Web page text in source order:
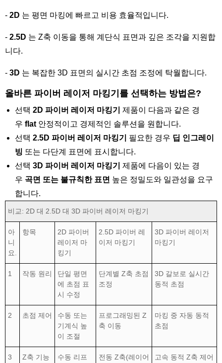
- 2D 는 평면 마킹에 빠르고 비용 효율적입니다.
- 2.5D 는 Z축 이동을 통해 계단식 표면과 깊은 조각을 지원합
니다.
- 3D 는 복잡한 3D 표면의 실시간 초점 조정에 탁월합니다.
올바른 파이버 레이저 마킹기를 선택하는 방법은?
선택 2D 파이버 레이저 마킹기 제품이 다음과 같은 경
우 flat 안정적이고 경제적인 솔루션을 원합니다.
선택 2.5D 파이버 레이저 마킹기 필요한 경우 딥 인그레이
빙 또는 다단계 표면에 표시합니다.
선택 3D 파이버 레이저 마킹기 제품에 다음이 있는 경
우 곡면 또는 불규칙한 표면 높은 정밀도와 일관성을 요구
합니다.
비교: 2D 대 2.5D 대 3D 파이버 레이저 마킹기
아
니
요.
항목
2D 파이버
레이저 마
킹기
2.5D 파이버 레
이저 마킹기
3D 파이버 레이저
마킹기
1 작동 원리
단일 평면
에 초점 표
시 수정
단계별 Z축 초점
조정
3D 갈보로 실시간
동적 초점
2 초점 제어
수동 또는
기계식 높
이 조절
프로그래밍된 Z
축 이동
마킹 중 자동 동적
초점
3 Z축 기능
수동 리프
전동 Z축(레이어
고속 동적 Z축 제어